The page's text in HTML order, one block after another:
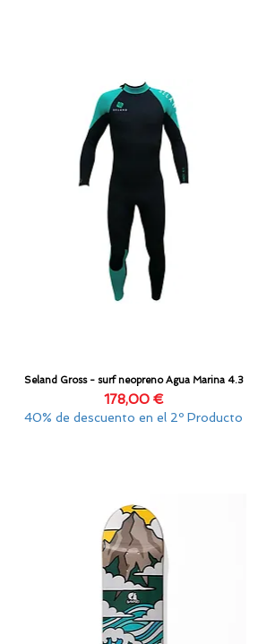
Vista rápida
Seland Gross - surf neopreno Agua Marina 4.3
Precio
178,00 €
40% de descuento en el 2º Producto